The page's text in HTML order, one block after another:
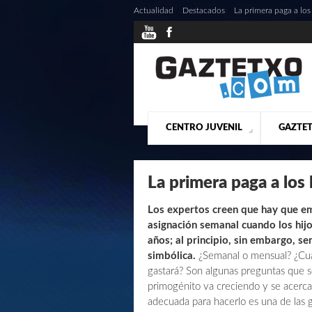
CENTRO JUVENIL
¿QUIENES SOMOS?
Actualidad Destacados La primera paga a
La primera paga a los
Los expertos creen que hay que
asignación semanal cuando los
años; al principio, sin embargo,
simbólica. ¿Semanal o mensual?
gastará? Son algunas preguntas que
primogénito va creciendo y se
adecuada para hacerlo es una de